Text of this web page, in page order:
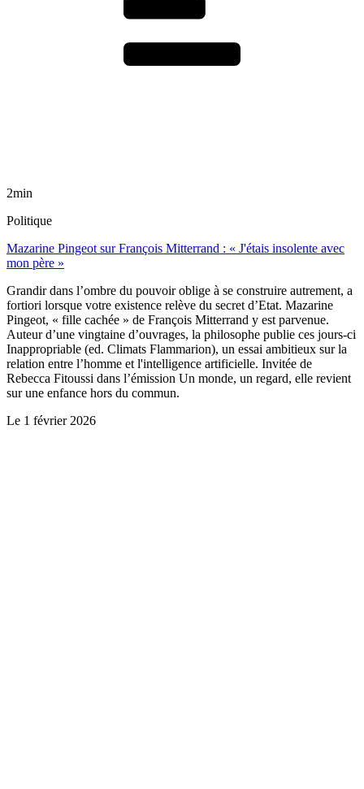
2min
Politique
Mazarine Pingeot sur François Mitterrand : « J'étais insolente avec
mon père »
Grandir dans l’ombre du pouvoir oblige à se construire autrement, a
fortiori lorsque votre existence relève du secret d’Etat. Mazarine
Pingeot, « fille cachée » de François Mitterrand y est parvenue.
Auteur d’une vingtaine d’ouvrages, la philosophe publie ces jours-ci
Inappropriable (ed. Climats Flammarion), un essai ambitieux sur la
relation entre l’homme et l'intelligence artificielle. Invitée de
Rebecca Fitoussi dans l’émission Un monde, un regard, elle revient
sur une enfance hors du commun.
Le 1 février 2026